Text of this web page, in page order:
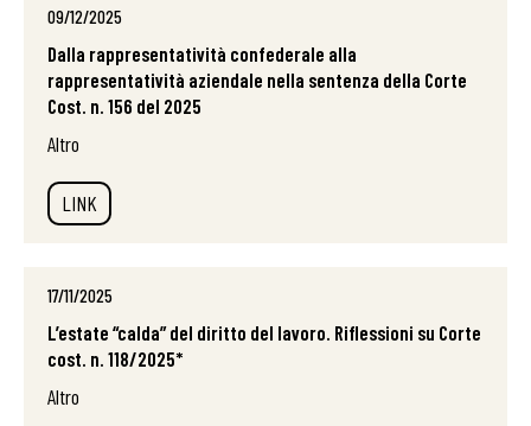
09/12/2025
Dalla rappresentatività confederale alla
rappresentatività aziendale nella sentenza della Corte
Cost. n. 156 del 2025
Altro
LINK
17/11/2025
L’estate “calda” del diritto del lavoro. Riflessioni su Corte
cost. n. 118/2025*
Altro